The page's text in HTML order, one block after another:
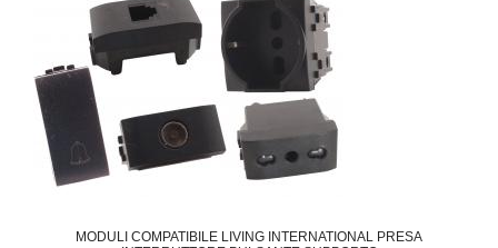
MODULI COMPATIBILE LIVING INTERNATIONAL PRESA